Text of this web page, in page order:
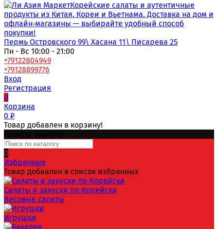
Корейские салаты и аутентичные
продукты из Китая, Кореи и Вьетнама. Доставка на дом и
офлайн‑магазины — выбирайте удобный способ
покупки!
Пермь Островского 99\ Хасана 11\ Писарева 25
Пн - Вс 10:00 - 21:00
+79122804949
+79128899776
Вход
Регистрация
0
Корзина
0 ₽
Товар добавлен в корзину!
0
Избранные
Товар добавлен в список избранных
Салаты и закуски по-Корейски
Весовые салаты
Игрушки